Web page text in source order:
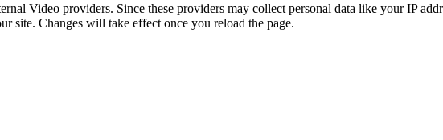
Video providers. Since these providers may collect personal data like your IP
site. Changes will take effect once you reload the page.